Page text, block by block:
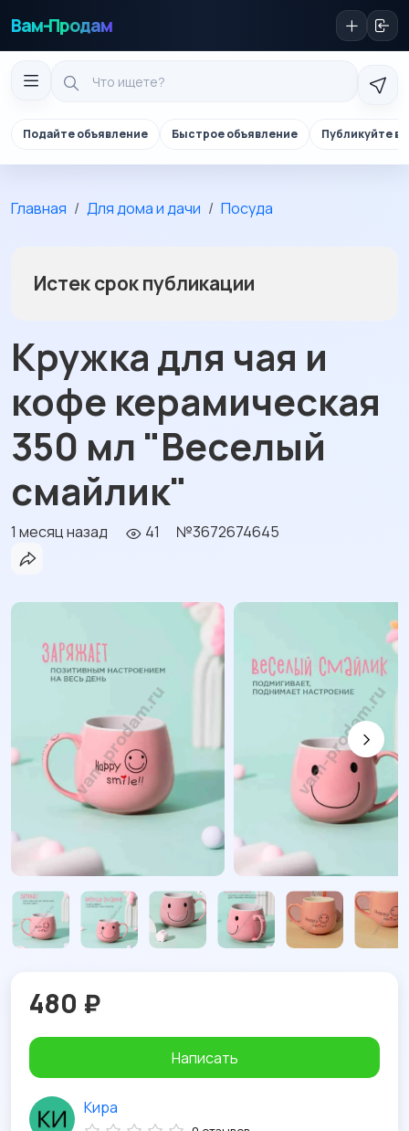
Вам-Продам
Подайте объявление Быстрое объявление Публикуйте в
Главная Для дома и дачи Посуда
Истек срок публикации
Кружка для чая и
кофе керамическая
350 мл "Веселый
смайлик"
1 месяц назад 41 №3672674645
480 ₽
Написать
Кира